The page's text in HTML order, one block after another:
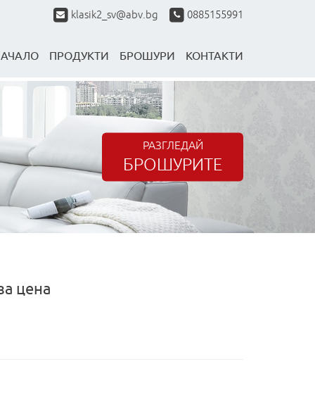
klasik2_sv@abv.bg 0885155991
ПРОДУКТИ БРОШУРИ КОНТАКТИ
РАЗГЛЕДАЙ
БРОШУРИТЕ
цена